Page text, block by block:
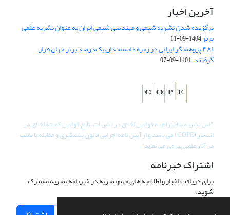
آخرین اخبار
برگزیده شدن نشریه شیمی و مهندسی شیمی ایران به عنوان نشریه علمی
برتر1404-09-11
۴۸۱ پژوهشگر ایرانی در زمره دانشمندان یک‌درصد برتر جهان قرار
گرفتند.1401-09-07
"این نشریه با احترام به قوانین اخلاق در نشریات، تابع قوانین کمیتۀ اخلاق در
انتشار (COPE) می باشد و از آیین نامه اجرایی قانون پیشگیری و مقابله با تقلب
در آثار علمی پیروی می نماید".
اشتراک خبرنامه
برای دریافت اخبار و اطلاعیه های مهم نشریه در خبرنامه نشریه مشترک
شوید.